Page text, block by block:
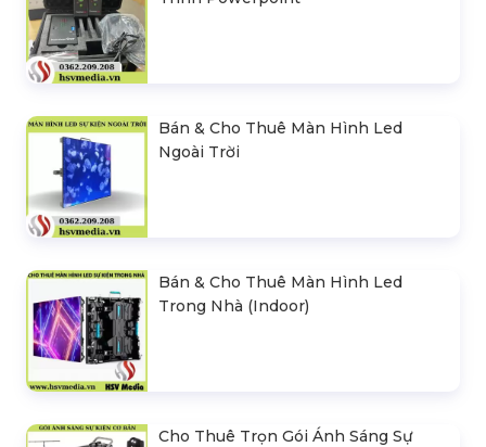
Bán & Cho Thuê Màn Hình Led
Ngoài Trời
Bán & Cho Thuê Màn Hình Led
Trong Nhà (Indoor)
Cho Thuê Trọn Gói Ánh Sáng Sự